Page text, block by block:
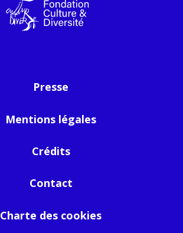
Presse
Mentions légales
Crédits
Contact
Charte des cookies